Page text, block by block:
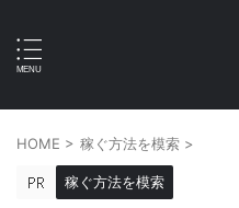
HOME > 稼ぐ方法を模索 >
稼ぐ方法を模索